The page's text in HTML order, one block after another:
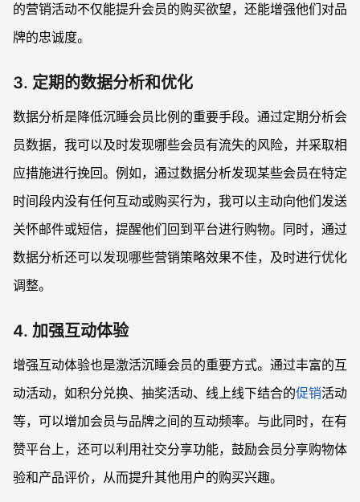
的营销活动不仅能提升会员的购买欲望，还能增强他们对品
牌的忠诚度。
3. 定期的数据分析和优化
数据分析是降低沉睡会员比例的重要手段。通过定期分析会
员数据，我可以及时发现哪些会员有流失的风险，并采取相
应措施进行挽回。例如，通过数据分析发现某些会员在特定
时间段内没有任何互动或购买行为，我可以主动向他们发送
关怀邮件或短信，提醒他们回到平台进行购物。同时，通过
数据分析还可以发现哪些营销策略效果不佳，及时进行优化
调整。
4. 加强互动体验
增强互动体验也是激活沉睡会员的重要方式。通过丰富的互
动活动，如积分兑换、抽奖活动、线上线下结合的促销活动
等，可以增加会员与品牌之间的互动频率。与此同时，在有
赞平台上，还可以利用社交分享功能，鼓励会员分享购物体
验和产品评价，从而提升其他用户的购买兴趣。